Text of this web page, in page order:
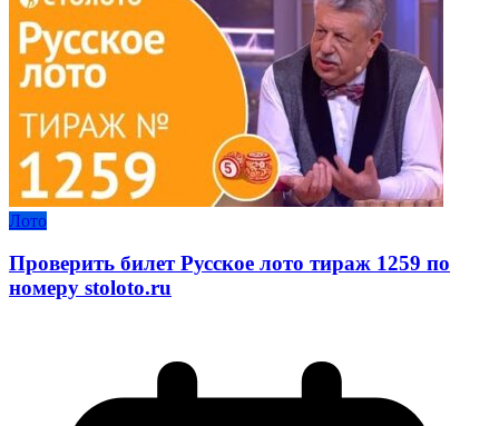
Лото
Проверить билет Русское лото тираж 1259 по
номеру stoloto.ru